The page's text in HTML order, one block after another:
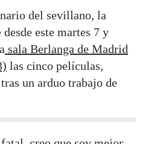
del sevillano, la
este martes 7 y
sala Berlanga de Madrid
las cinco películas,
un arduo trabajo de